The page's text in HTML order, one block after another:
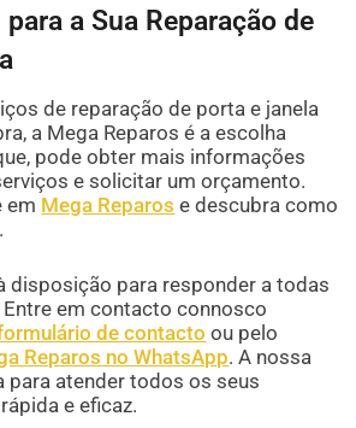
a Sua Reparação de
de reparação de porta e janela
a Mega Reparos é a escolha
pode obter mais informações
e solicitar um orçamento.
em Mega Reparos e descubra como
disposição para responder a todas
em contacto connosco
de contacto ou pelo
Reparos no WhatsApp. A nossa
para atender todos os seus
e eficaz.